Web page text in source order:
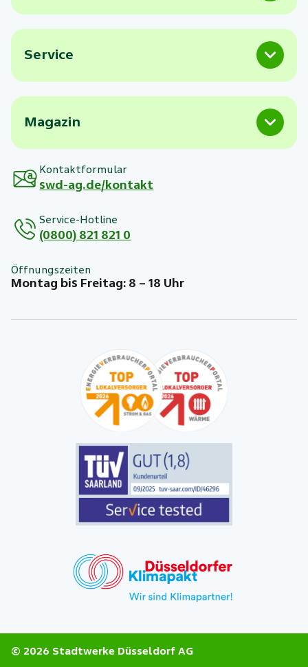
Service
Magazin
Kontaktformular
swd-ag.de/kontakt
Service-Hotline
(0800) 821 821 0
Öffnungszeiten
Montag bis Freitag: 8 – 18 Uhr
© 2026 Stadtwerke Düsseldorf AG